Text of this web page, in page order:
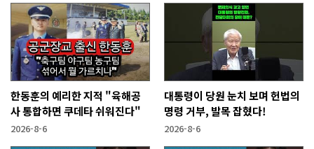
한동훈의 예리한 지적 "육해공
사 통합하면 쿠데타 쉬워진다"
2026-8-6
대통령이 당원 눈치 보며 헌법의
명령 거부, 발목 잡혔다!
2026-8-6